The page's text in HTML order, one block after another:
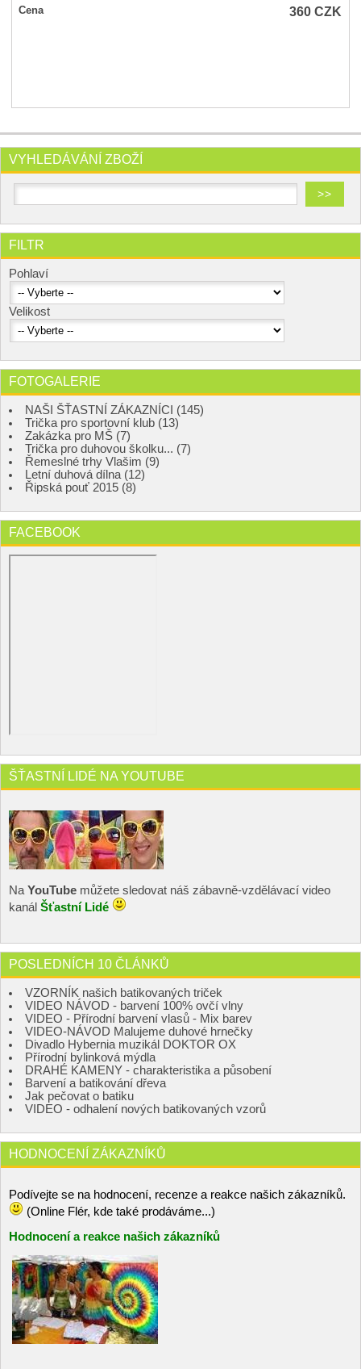
Cena 360CZK
VYHLEDÁVÁNÍ ZBOŽÍ
FILTR
Pohlaví
Velikost
FOTOGALERIE
NAŠI ŠŤASTNÍ ZÁKAZNÍCI (145)
Trička pro sportovní klub (13)
Zakázka pro MŠ (7)
Trička pro duhovou školku... (7)
Řemeslné trhy Vlašim (9)
Letní duhová dílna (12)
Řipská pouť 2015 (8)
FACEBOOK
ŠŤASTNÍ LIDÉ NA YOUTUBE
Na YouTube můžete sledovat náš zábavně-vzdělávací video
kanál Šťastní Lidé
POSLEDNÍCH 10 ČLÁNKŮ
VZORNÍK našich batikovaných triček
VIDEO NÁVOD - barvení 100% ovčí vlny
VIDEO - Přírodní barvení vlasů - Mix barev
VIDEO-NÁVOD Malujeme duhové hrnečky
Divadlo Hybernia muzikál DOKTOR OX
Přírodní bylinková mýdla
DRAHÉ KAMENY - charakteristika a působení
Barvení a batikování dřeva
Jak pečovat o batiku
VIDEO - odhalení nových batikovaných vzorů
HODNOCENÍ ZÁKAZNÍKŮ
Podívejte se na hodnocení, recenze a reakce našich zákazníků.
(Online Flér, kde také prodáváme...)
Hodnocení a reakce našich zákazníků